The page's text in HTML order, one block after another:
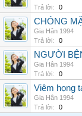
Trả lời:
0
CHÓNG
Gia Hân 1994
Trả lời:
0
NGƯỜI
Gia Hân 1994
Trả lời:
0
Viêm họng
Gia Hân 1994
Trả lời:
0